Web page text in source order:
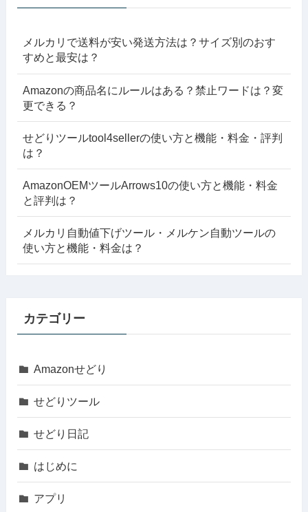
メルカリで送料が安い発送方法は？サイズ別のおす
すめと最安は？
Amazonの商品名にルールはある？禁止ワードは？変
更できる？
せどりツールtool4sellerの使い方と機能・料金・評判
は？
AmazonOEMツールArrows10の使い方と機能・料金
と評判は？
メルカリ自動値下げツール・メルケン自動ツールの
使い方と機能・料金は？
カテゴリー
Amazonせどり
せどりツール
せどり日記
はじめに
アプリ